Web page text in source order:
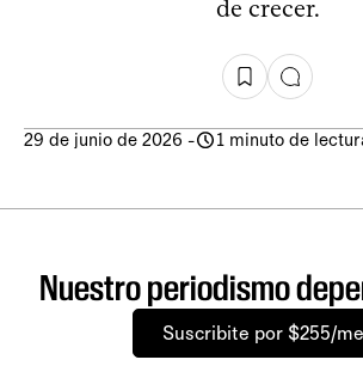
de crecer.
29 de junio de 2026 - 1 minuto de
Nuestro periodismo
Suscribite por $255/